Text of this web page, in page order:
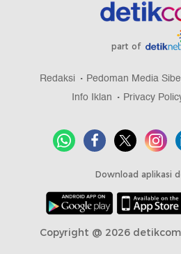
part of
Redaksi Pedoman Media
Info Iklan
Privacy
Download aplikasi
Copyright @ 2026